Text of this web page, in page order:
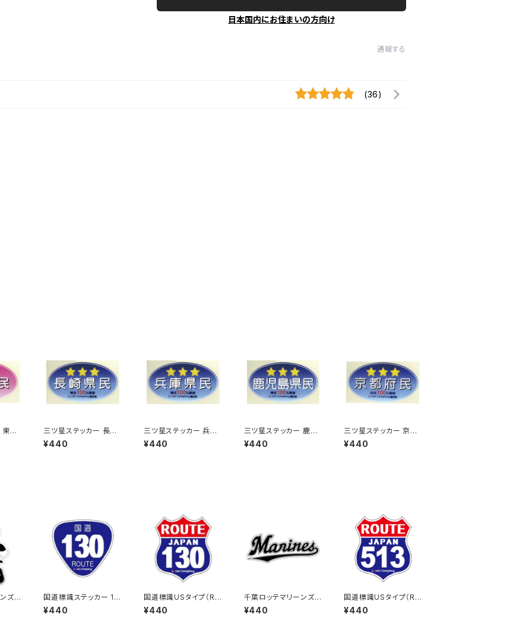
日本国内にお住まいの方向け
通報する
(36)
東京
三ツ星ステッカー 長崎
県民(ブルー)
¥440
三ツ星ステッカー 兵庫
県民(ブルー)
¥440
三ツ星ステッカー 鹿児
島県民(ブルー)
¥440
三ツ星ステッカー 京都
府民(ブルー)
¥440
ズス
国道標識ステッカー 13
0号線
¥440
国道標識USタイプ（RO
UTE）ステッカー 130号
線
¥440
千葉ロッテマリーンズス
テッカー16
¥440
国道標識USタイプ（RO
UTE）ステッカー 513号
線
¥440